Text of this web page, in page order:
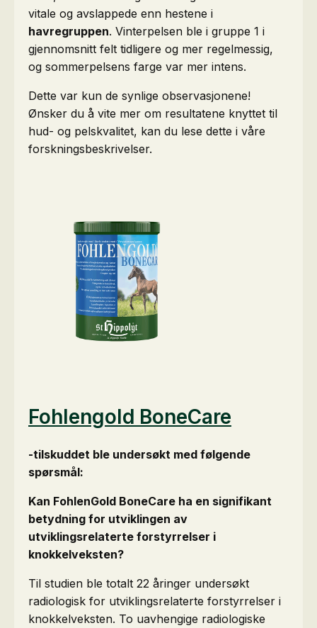
vitale og avslappede enn hestene i
havregruppen. Vinterpelsen ble i gruppe 1 i
gjennomsnitt felt tidligere og mer regelmessig,
og sommerpelsens farge var mer intens.
Dette var kun de synlige observasjonene!
Ønsker du å vite mer om resultatene knyttet til
hud- og pelskvalitet, kan du lese dette i våre
forskningsbeskrivelser.
Fohlengold BoneCare
-tilskuddet ble undersøkt med følgende
spørsmål:
Kan FohlenGold BoneCare ha en signifikant
betydning for utviklingen av
utviklingsrelaterte forstyrrelser i
knokkelveksten?
Til studien ble totalt 22 åringer undersøkt
radiologisk for utviklingsrelaterte forstyrrelser i
knokkelveksten. To uavhengige radiologiske